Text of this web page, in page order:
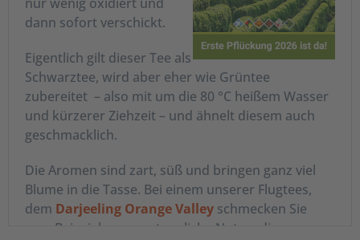
dann sofort verschickt.
Eigentlich gilt dieser Tee als
Schwarztee, wird aber eher wie Grüntee
zubereitet – also mit um die 80 °C heißem Wasser
und kürzerer Ziehzeit – und ähnelt diesem auch
geschmacklich.
Die Aromen sind zart, süß und bringen ganz viel
Blume in die Tasse. Bei einem unserer Flugtees,
dem Darjeeling Orange Valley schmecken Sie
zum Beispiel ganz erstaunliche Noten, die an